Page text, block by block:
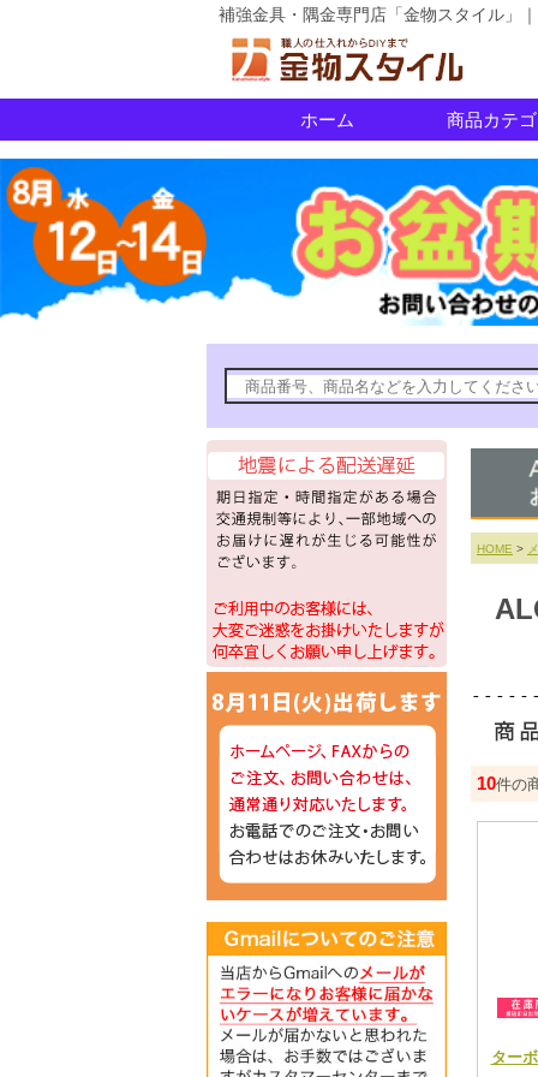
補強金具・隅金専門店「金物スタイル」
ホーム 商品カテ
HOME >
10件の
ター